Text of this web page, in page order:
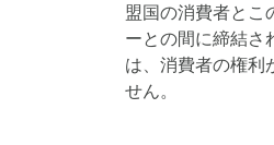
盟国の消費者とこ
ーとの間に締結さ
は、消費者の権利
せん。